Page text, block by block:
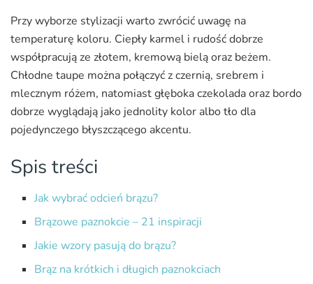
Przy wyborze stylizacji warto zwrócić uwagę na
temperaturę koloru. Ciepły karmel i rudość dobrze
współpracują ze złotem, kremową bielą oraz beżem.
Chłodne taupe można połączyć z czernią, srebrem i
mlecznym różem, natomiast głęboka czekolada oraz bordo
dobrze wyglądają jako jednolity kolor albo tło dla
pojedynczego błyszczącego akcentu.
Spis treści
Jak wybrać odcień brązu?
Brązowe paznokcie – 21 inspiracji
Jakie wzory pasują do brązu?
Brąz na krótkich i długich paznokciach